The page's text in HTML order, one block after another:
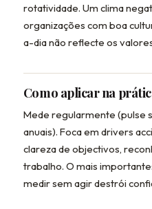
rotatividade. Um clima
organizações com boa
a-dia não reflecte os
Como aplicar na
Mede regularmente (pulse
anuais). Foca em drivers
clareza de objectivos,
trabalho. O mais
medir sem agir destrói